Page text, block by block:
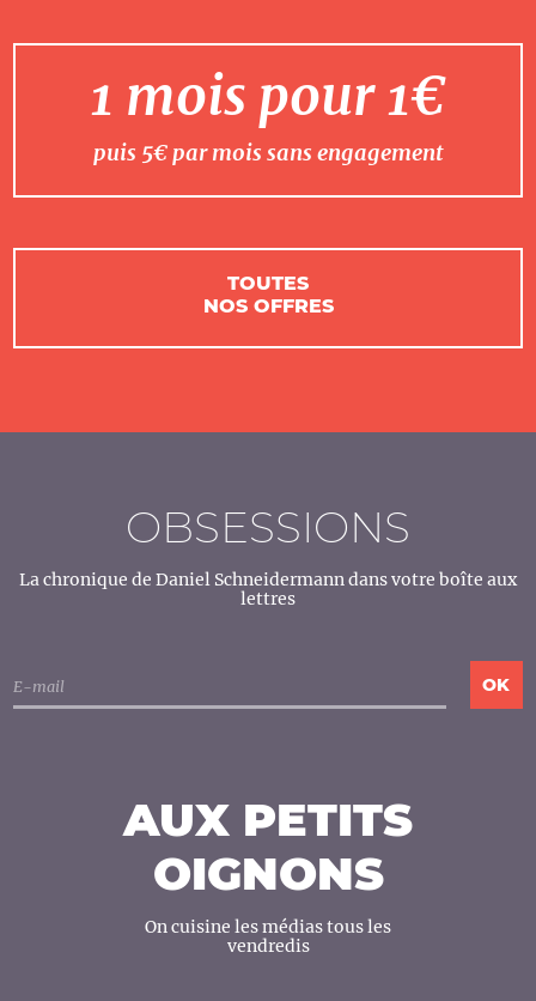
1 mois pour 1€
puis 5€ par mois sans engagement
TOUTES
NOS OFFRES
OBSESSIONS
La chronique de Daniel Schneidermann dans votre boîte aux
lettres
AUX PETITS
OIGNONS
On cuisine les médias tous les
vendredis